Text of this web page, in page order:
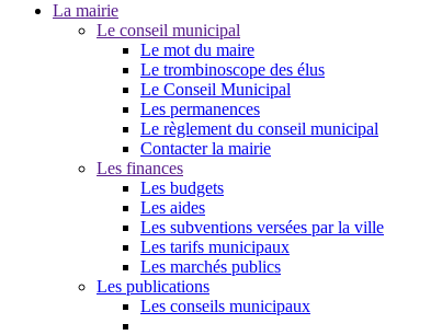
La mairie
Le conseil municipal
Le mot du maire
Le trombinoscope des élus
Le Conseil Municipal
Les permanences
Le règlement du conseil municipal
Contacter la mairie
Les finances
Les budgets
Les aides
Les subventions versées par la ville
Les tarifs municipaux
Les marchés publics
Les publications
Les conseils municipaux